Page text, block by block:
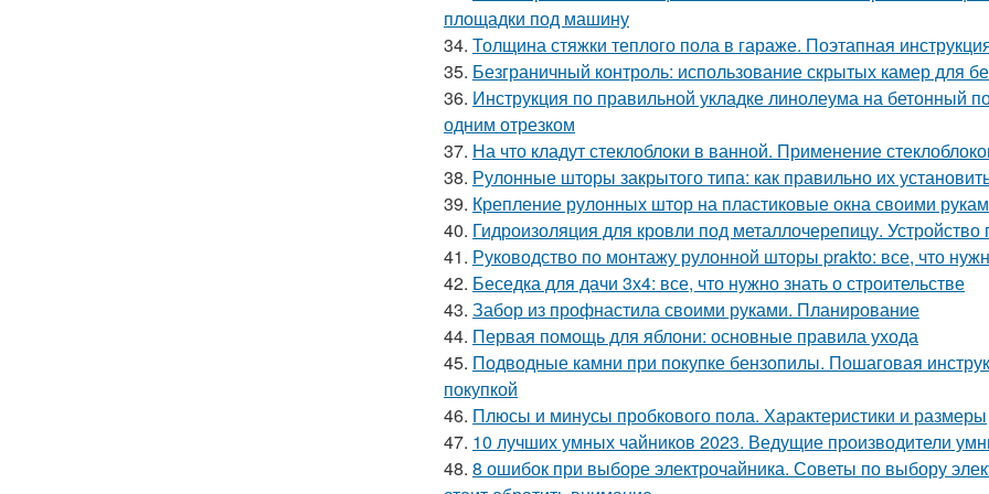
площадки под машину
34. Толщина стяжки теплого пола в гараже. Поэтапная
35. Безграничный контроль: использование скрытых камер для
36. Инструкция по правильной укладке линолеума на бетонный
одним отрезком
37. На что кладут стеклоблоки в ванной. Применение
38. Рулонные шторы закрытого типа: как правильно их
39. Крепление рулонных штор на пластиковые окна своими
40. Гидроизоляция для кровли под металлочерепицу.
41. Руководство по монтажу рулонной шторы prakto: все, что
42. Беседка для дачи 3х4: все, что нужно знать о строительстве
43. Забор из профнастила своими руками. Планирование
44. Первая помощь для яблони: основные правила ухода
45. Подводные камни при покупке бензопилы. Пошаговая
покупкой
46. Плюсы и минусы пробкового пола. Характеристики и размеры
47. 10 лучших умных чайников 2023. Ведущие производители
48. 8 ошибок при выборе электрочайника. Советы по выбору